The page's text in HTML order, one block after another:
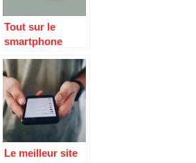
Tout sur le
smartphone
Le meilleur site